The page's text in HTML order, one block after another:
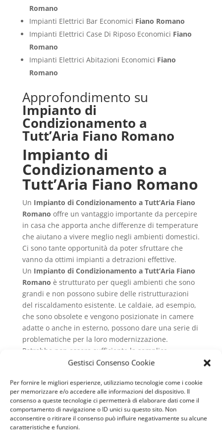
Gestisci Consenso Cookie
Per fornire le migliori esperienze, utilizziamo tecnologie come i cookie
per memorizzare e/o accedere alle informazioni del dispositivo. Il
consenso a queste tecnologie ci permetterà di elaborare dati come il
comportamento di navigazione o ID unici su questo sito. Non
acconsentire o ritirare il consenso può influire negativamente su alcune
caratteristiche e funzioni.
Romano
Impianti Elettrici Bar Economici Fiano Romano
Impianti Elettrici Case Di Riposo Economici Fiano
Romano
Impianti Elettrici Abitazioni Economici Fiano
Romano
Approfondimento su
Impianto di
Condizionamento a
Tutt’Aria Fiano Romano
Impianto di
Condizionamento a
Tutt’Aria Fiano Romano
Un Impianto di Condizionamento a Tutt’Aria Fiano
Romano offre un vantaggio importante da percepire
in casa che apporta anche differenze di temperature
che aiutano a vivere meglio negli ambienti domestici.
Ci sono tante opportunità da poter sfruttare che
vanno da ottimi impianti a detrazioni effettive.
Un Impianto di Condizionamento a Tutt’Aria Fiano
Romano è strutturato per quegli ambienti che sono
grandi e non possono subire delle ristrutturazioni
del riscaldamento esistente. Le caldaie, ad esempio,
che sono obsolete e vengono posizionate in camere
adatte o anche in esterno, possono dare una serie di
problematiche per la loro modernizzazione.
Potrebbe non essere sufficiente la semplice
sostituzione, ma occorrerebbe eseguire anche un
evento disastroso per le persone che vivono in
condomini dove, per la tutela dell’immobile stesso,
non è consigliabile eseguire lavori strutturali.
Ovviamente ogni sistema meccanico deve essere
installato da professionisti del settore e un